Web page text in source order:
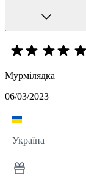
Мурмілядка
06/03/2023
Україна